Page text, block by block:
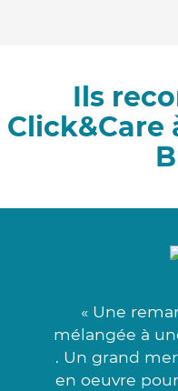
Ils
Click&Care
« Une
mélangée à
. Un grand
en oeuvre